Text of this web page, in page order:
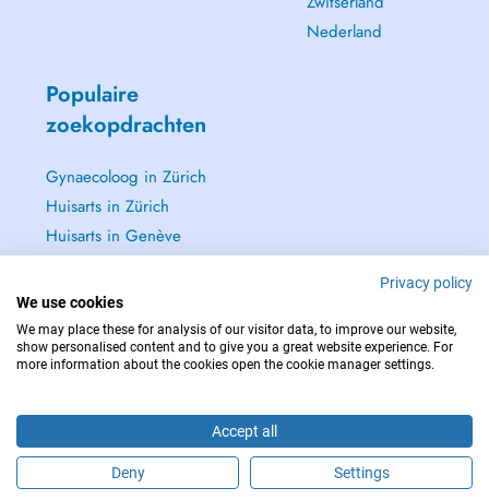
Nederland
Populaire
zoekopdrachten
Gynaecoloog in Zürich
Huisarts in Zürich
Huisarts in Genève
NEEM IN GEVAL VAN NOOD CONTACT OP MET : 144
Copyright © 2026 - DOCTENA Switzerland GmbH - Hagenholzstrasse 81a, 8050
Zürich, Switzerland
Privacy policy
We use cookies
We may place these for analysis of our visitor data, to improve our website,
show personalised content and to give you a great website experience. For
more information about the cookies open the cookie manager settings.
Accept all
Deny Settings